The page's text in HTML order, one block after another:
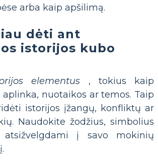
arba kaip apšilimą.
dėti ant
istorijos kubo
elementus , tokius kaip
nuotaikos ar temos. Taip
istorijos įžangų, konfliktų ar
Naudokite žodžius, simbolius
​​atsižvelgdami į savo mokinių